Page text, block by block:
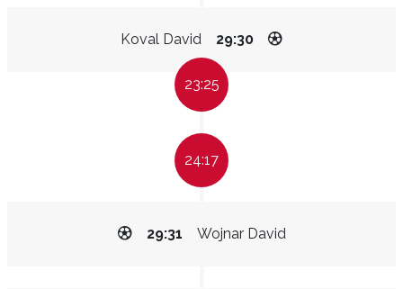
Koval David 29:30
23:25
24:17
Wojnar David
29:31